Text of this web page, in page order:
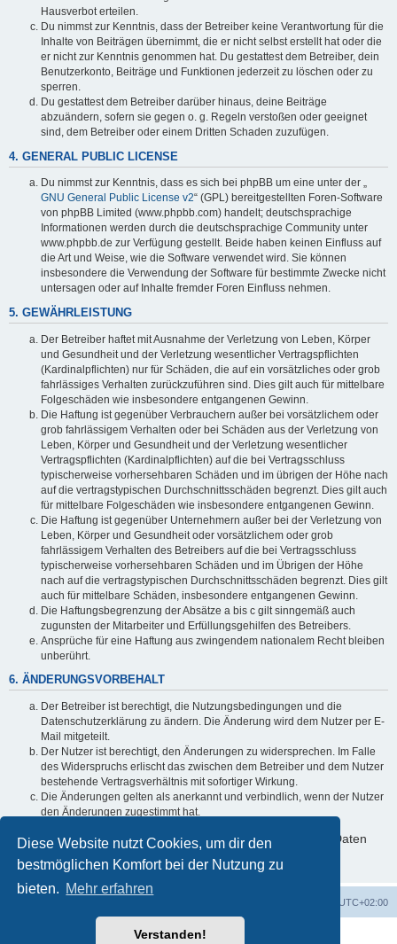
Diese Website nutzt Cookies, um dir den
bestmöglichen Komfort bei der Nutzung zu
bieten. Mehr erfahren
Verstanden!
Hausverbot erteilen.
Du nimmst zur Kenntnis, dass der Betreiber keine Verantwortung für die
Inhalte von Beiträgen übernimmt, die er nicht selbst erstellt hat oder die
er nicht zur Kenntnis genommen hat. Du gestattest dem Betreiber, dein
Benutzerkonto, Beiträge und Funktionen jederzeit zu löschen oder zu
sperren.
Du gestattest dem Betreiber darüber hinaus, deine Beiträge
abzuändern, sofern sie gegen o. g. Regeln verstoßen oder geeignet
sind, dem Betreiber oder einem Dritten Schaden zuzufügen.
4. GENERAL PUBLIC LICENSE
Du nimmst zur Kenntnis, dass es sich bei phpBB um eine unter der „
GNU General Public License v2“ (GPL) bereitgestellten Foren-Software
von phpBB Limited (www.phpbb.com) handelt; deutschsprachige
Informationen werden durch die deutschsprachige Community unter
www.phpbb.de zur Verfügung gestellt. Beide haben keinen Einfluss auf
die Art und Weise, wie die Software verwendet wird. Sie können
insbesondere die Verwendung der Software für bestimmte Zwecke nicht
untersagen oder auf Inhalte fremder Foren Einfluss nehmen.
5. GEWÄHRLEISTUNG
Der Betreiber haftet mit Ausnahme der Verletzung von Leben, Körper
und Gesundheit und der Verletzung wesentlicher Vertragspflichten
(Kardinalpflichten) nur für Schäden, die auf ein vorsätzliches oder grob
fahrlässiges Verhalten zurückzuführen sind. Dies gilt auch für mittelbare
Folgeschäden wie insbesondere entgangenen Gewinn.
Die Haftung ist gegenüber Verbrauchern außer bei vorsätzlichem oder
grob fahrlässigem Verhalten oder bei Schäden aus der Verletzung von
Leben, Körper und Gesundheit und der Verletzung wesentlicher
Vertragspflichten (Kardinalpflichten) auf die bei Vertragsschluss
typischerweise vorhersehbaren Schäden und im übrigen der Höhe nach
auf die vertragstypischen Durchschnittsschäden begrenzt. Dies gilt auch
für mittelbare Folgeschäden wie insbesondere entgangenen Gewinn.
Die Haftung ist gegenüber Unternehmern außer bei der Verletzung von
Leben, Körper und Gesundheit oder vorsätzlichem oder grob
fahrlässigem Verhalten des Betreibers auf die bei Vertragsschluss
typischerweise vorhersehbaren Schäden und im Übrigen der Höhe
nach auf die vertragstypischen Durchschnittsschäden begrenzt. Dies gilt
auch für mittelbare Schäden, insbesondere entgangenen Gewinn.
Die Haftungsbegrenzung der Absätze a bis c gilt sinngemäß auch
zugunsten der Mitarbeiter und Erfüllungsgehilfen des Betreibers.
Ansprüche für eine Haftung aus zwingendem nationalem Recht bleiben
unberührt.
6. ÄNDERUNGSVORBEHALT
Der Betreiber ist berechtigt, die Nutzungsbedingungen und die
Datenschutzerklärung zu ändern. Die Änderung wird dem Nutzer per E-
Mail mitgeteilt.
Der Nutzer ist berechtigt, den Änderungen zu widersprechen. Im Falle
des Widerspruchs erlischt das zwischen dem Betreiber und dem Nutzer
bestehende Vertragsverhältnis mit sofortiger Wirkung.
Die Änderungen gelten als anerkannt und verbindlich, wenn der Nutzer
den Änderungen zugestimmt hat.
Informationen über den Umgang mit deinen persönlichen Daten
sind in der Datenschutzerklärung enthalten.
UTC+02:00
Powered byphpBB® Forum Software © phpBB Limited